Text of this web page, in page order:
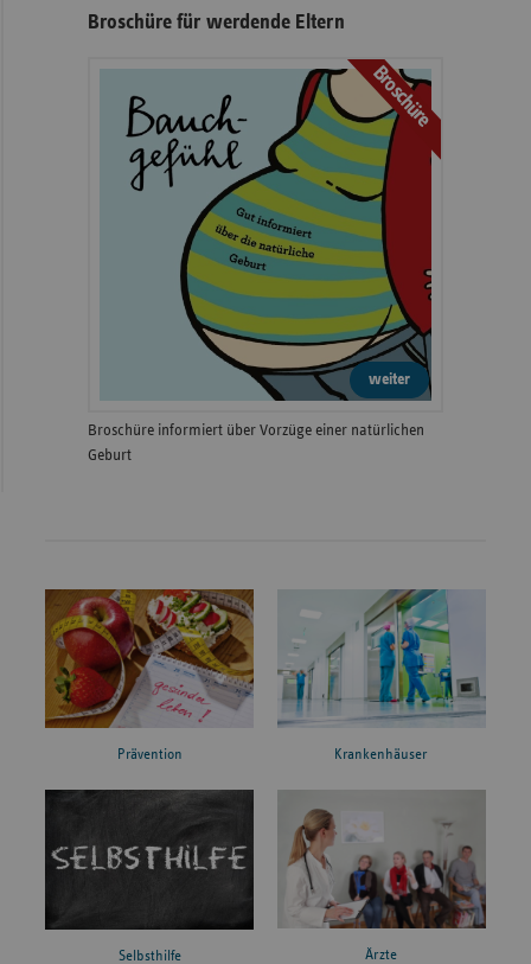
Broschüre für werdende Eltern
Broschüre
weiter
Broschüre informiert über Vorzüge einer natürlichen
Geburt
Prävention Krankenhäuser
Selbsthilfe Ärzte